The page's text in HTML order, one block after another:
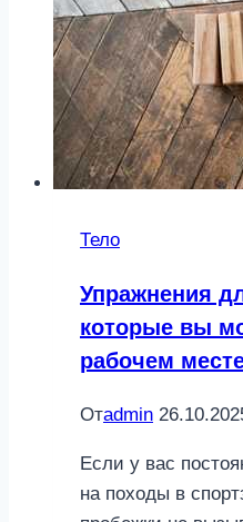
Тело
Упражнения
которые вы
рабочем
Отadmin
Если у вас
на походы в